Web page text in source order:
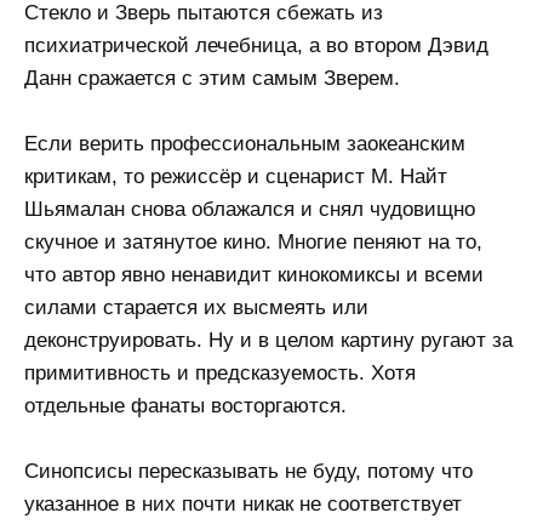
Стекло и Зверь пытаются сбежать из
психиатрической лечебница, а во втором Дэвид
Данн сражается с этим самым Зверем.
Если верить профессиональным заокеанским
критикам, то режиссёр и сценарист М. Найт
Шьямалан снова облажался и снял чудовищно
скучное и затянутое кино. Многие пеняют на то,
что автор явно ненавидит кинокомиксы и всеми
силами старается их высмеять или
деконструировать. Ну и в целом картину ругают за
примитивность и предсказуемость. Хотя
отдельные фанаты восторгаются.
Синопсисы пересказывать не буду, потому что
указанное в них почти никак не соответствует